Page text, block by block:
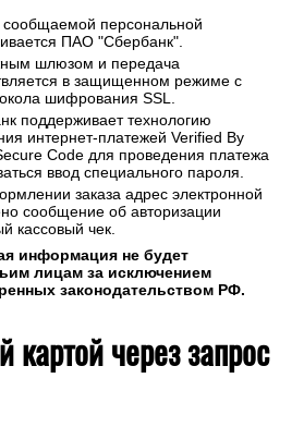
персональной
ПАО "Сбербанк".
шлюзом и передача
в защищенном режиме с
шифрования SSL.
поддерживает технологию
интернет-платежей Verified By
Code для проведения платежа
ввод специального пароля.
заказа адрес электронной
сообщение об авторизации
кассовый чек.
информация не будет
лицам за исключением
законодательством РФ.
картой через запрос